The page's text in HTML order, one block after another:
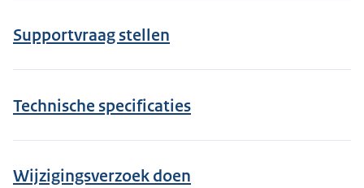
Supportvraag stellen
Technische specificaties
Wijzigingsverzoek doen